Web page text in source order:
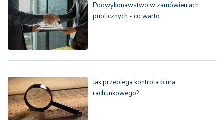
Podwykonawstwo w zamówieniach
publicznych - co warto…
Jak przebiega kontrola biura
rachunkowego?